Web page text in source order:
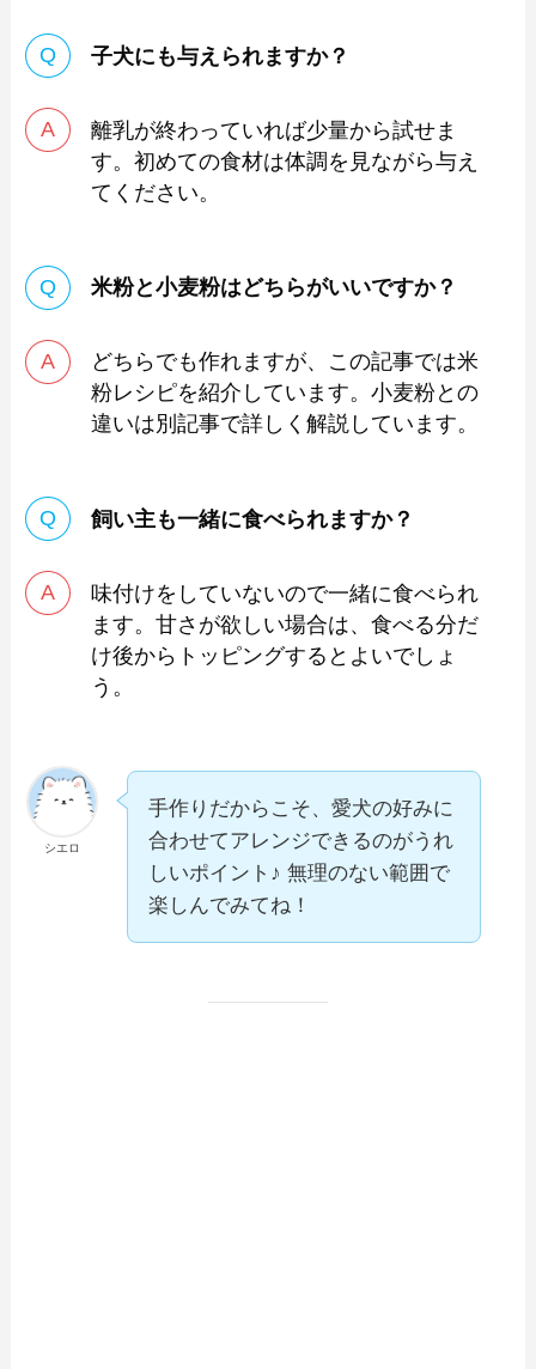
子犬にも与えられますか？
離乳が終わっていれば少量から試せま
す。初めての食材は体調を見ながら与え
てください。
米粉と小麦粉はどちらがいいですか？
どちらでも作れますが、この記事では米
粉レシピを紹介しています。小麦粉との
違いは別記事で詳しく解説しています。
飼い主も一緒に食べられますか？
味付けをしていないので一緒に食べられ
ます。甘さが欲しい場合は、食べる分だ
け後からトッピングするとよいでしょ
う。
シエロ
手作りだからこそ、愛犬の好みに
合わせてアレンジできるのがうれ
しいポイント♪ 無理のない範囲で
楽しんでみてね！